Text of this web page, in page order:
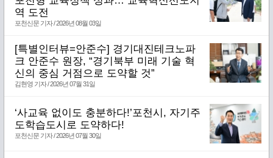
역 도전
포천신문 기자 / 2026년 08월 03일
[특별인터뷰=안준수] 경기대진테크노파
크 안준수 원장, “경기북부 미래 기술 혁
신의 중심 거점으로 도약할 것”
김현영 기자 / 2026년 07월 31일
‘사교육 없이도 충분하다!’포천시, 자기주
도학습도시로 도약하다!
포천신문 기자 / 2026년 07월 30일